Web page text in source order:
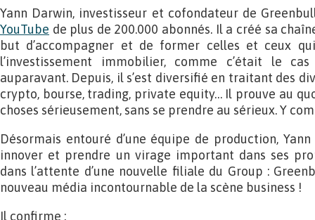
Yann Darwin, investisseur et cofondateur de
YouTube de plus de 200.000 abonnés. Il a créé sa
but d’accompagner et de former celles et ceux
l’investissement immobilier, comme c’était le
auparavant. Depuis, il s’est diversifié en traitant des
crypto, bourse, trading, private equity… Il prouve au
choses sérieusement, sans se prendre au sérieux. Y
Désormais entouré d’une équipe de production,
innover et prendre un virage important dans ses
dans l’attente d’une nouvelle filiale du Group :
nouveau média incontournable de la scène business !
Il confirme :